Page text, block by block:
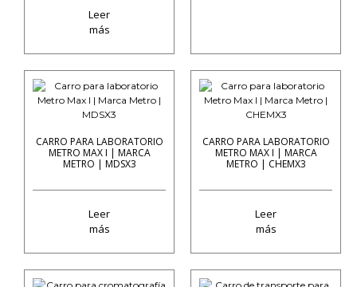
Leer
más
CARRO PARA LABORATORIO
METRO MAX I | MARCA
METRO | MDSX3
Leer
más
CARRO PARA LABORATORIO
METRO MAX I | MARCA
METRO | CHEMX3
Leer
más